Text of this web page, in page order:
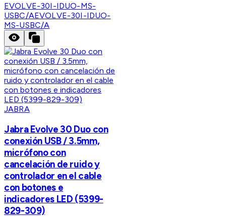
EVOLVE-30I-IDUO-MS-
USBC/AEVOLVE-30I-IDUO-
MS-USBC/A
JABRA
Jabra Evolve 30 Duo con
conexión USB / 3.5mm,
micrófono con
cancelación de ruido y
controlador en el cable
con botones e
indicadores LED (5399-
829-309)